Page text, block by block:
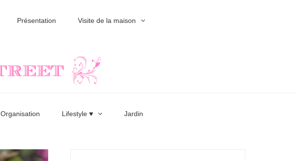
Présentation Visite de la maison
Organisation Lifestyle ♥ Jardin